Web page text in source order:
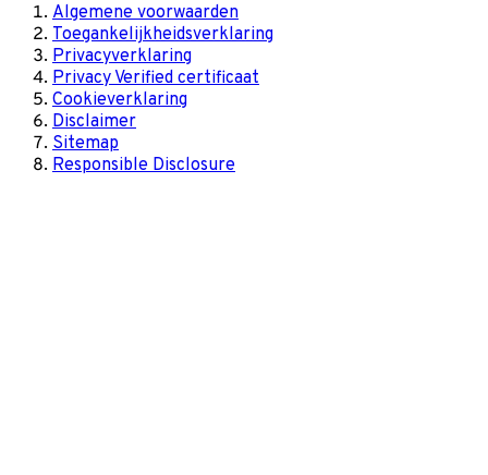
Algemene voorwaarden
Toegankelijkheidsverklaring
Privacyverklaring
Privacy Verified certificaat
Cookieverklaring
Disclaimer
Sitemap
Responsible Disclosure